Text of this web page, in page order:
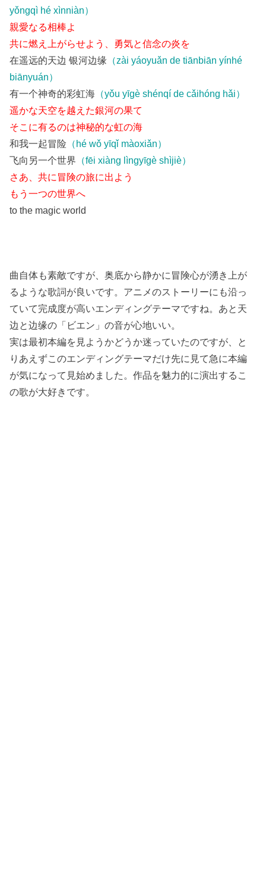
yǒngqì hé xìnniàn）
親愛なる相棒よ
共に燃え上がらせよう、勇気と信念の炎を
在遥远的天边 银河边缘 （zài yáoyuǎn de tiānbiān yínhé
biānyuán）
有一个神奇的彩虹海 （yǒu yīgè shénqí de cǎihóng hǎi）
遥かな天空を越えた銀河の果て
そこに有るのは神秘的な虹の海
和我一起冒险 （hé wǒ yīqǐ màoxiǎn）
飞向另一个世界 （fēi xiàng lìngyīgè shìjiè）
さあ、共に冒険の旅に出よう
もう一つの世界へ
to the magic world
曲自体も素敵ですが、奥底から静かに冒険心が湧き上が
るような歌詞が良いです。アニメのストーリーにも沿っ
ていて完成度が高いエンディングテーマですね。あと天
边と边缘の「ビエン」の音が心地いい。
実は最初本編を見ようかどうか迷っていたのですが、と
りあえずこのエンディングテーマだけ先に見て急に本編
が気になって見始めました。作品を魅力的に演出するこ
の歌が大好きです。